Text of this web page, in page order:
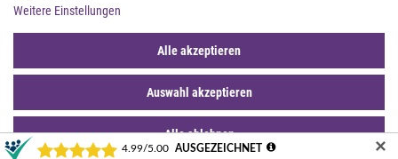
Weitere Einstellungen
Auswahl akzeptieren
Alle ablehnen
Alle akzeptieren
© 2026 styleBREAKER | Alle Rechte vorbehalten. |
*Sternchentexte und rechtliche Hinweise
✕